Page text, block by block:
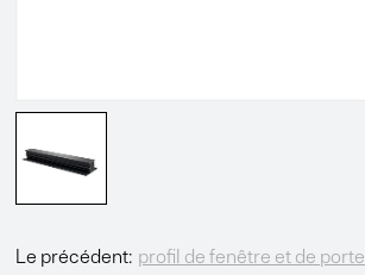
Le précédent: profil de fenêtre et de porte